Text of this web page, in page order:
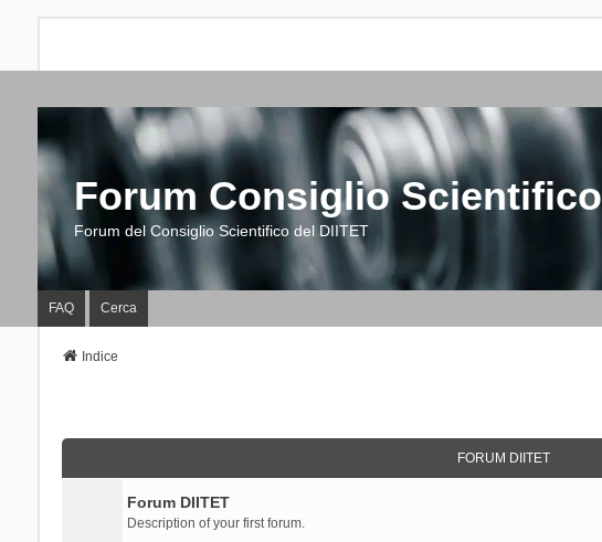
Forum Consiglio Scientifico
Forum del Consiglio Scientifico del DIITET
FAQ Cerca
Indice
FORUM DIITET
Forum DIITET
Description of your first forum.